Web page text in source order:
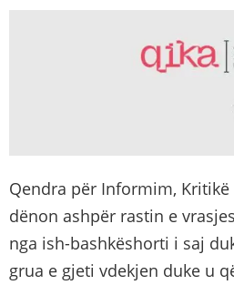
Qendra për Informim, Kritikë
dënon ashpër rastin e
nga ish-bashkëshorti i saj
grua e gjeti vdekjen duke u